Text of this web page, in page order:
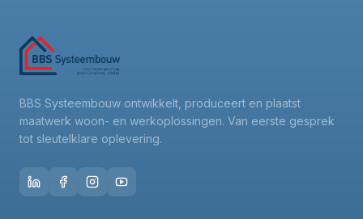
BBS Systeembouw ontwikkelt, produceert en plaatst
maatwerk woon- en werkoplossingen. Van eerste gesprek
tot sleutelklare oplevering.